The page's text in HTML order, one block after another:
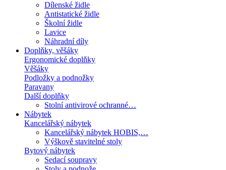
Dílenské židle
Antistatické židle
Školní židle
Lavice
Náhradní díly
Doplňky, věšáky
Ergonomické doplňky
Věšáky
Podložky a podnožky
Paravany
Další doplňky
Stolní antivirové ochranné…
Nábytek
Kancelářský nábytek
Kancelářský nábytek HOBIS,…
Výškově stavitelné stoly
Bytový nábytek
Sedací soupravy